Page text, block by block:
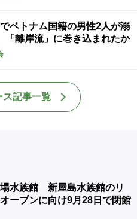
ベトナム国籍の男性2人が溺
離岸流」に巻き込まれたか
ス記事一覧
水族館 新屋島水族館のリ
ープンに向け9月28日で閉館